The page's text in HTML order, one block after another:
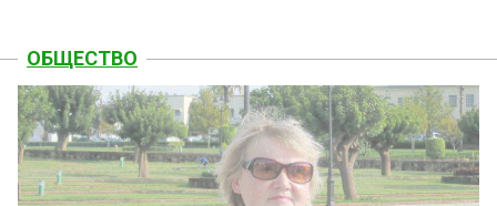
ОБЩЕСТВО